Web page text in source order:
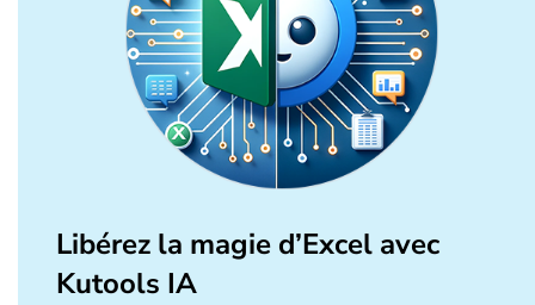
Libérez la magie d’Excel avec
Kutools IA